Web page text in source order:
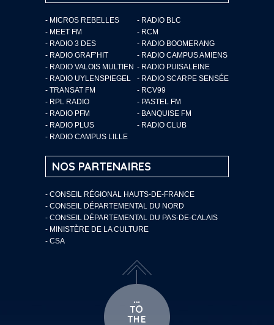
- MICROS REBELLES
- RADIO BLC
- MEET FM
- RCM
- RADIO 3 DES
- RADIO BOOMERANG
- RADIO GRAF’HIT
- RADIO CAMPUS AMIENS
- RADIO VALOIS MULTIEN - RADIO PUISALEINE
- RADIO UYLENSPIEGEL
- RADIO SCARPE SENSÉE
- TRANSAT FM
- RCV99
- RPL RADIO
- PASTEL FM
- RADIO PFM
- BANQUISE FM
- RADIO PLUS
- RADIO CLUB
- RADIO CAMPUS LILLE
NOS PARTENAIRES
- CONSEIL RÉGIONAL HAUTS-DE-FRANCE
- CONSEIL DÉPARTEMENTAL DU NORD
- CONSEIL DÉPARTEMENTAL DU PAS-DE-CALAIS
- MINISTÈRE DE LA CULTURE
- CSA